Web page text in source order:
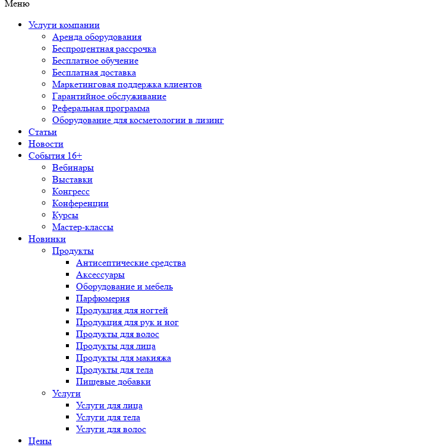
Меню
Услуги компании
Аренда оборудования
Беспроцентная рассрочка
Бесплатное обучение
Бесплатная доставка
Маркетинговая поддержка клиентов
Гарантийное обслуживание
Реферальная программа
Оборудование для косметологии в лизинг
Статьи
Новости
События 16+
Вебинары
Выставки
Конгресс
Конференции
Курсы
Мастер-классы
Новинки
Продукты
Антисептические средства
Аксессуары
Оборудование и мебель
Парфюмерия
Продукция для ногтей
Продукция для рук и ног
Продукты для волос
Продукты для лица
Продукты для макияжа
Продукты для тела
Пищевые добавки
Услуги
Услуги для лица
Услуги для тела
Услуги для волос
Цены